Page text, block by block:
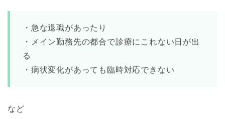
・急な退職があったり
・メイン勤務先の都合で診療にこれない日が出
る
・病状変化があっても臨時対応できない
など